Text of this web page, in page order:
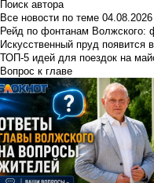
Поиск автора
Все новости по теме 04.08.2026
Рейд по фонтанам Волжского:
Искусственный пруд появится
ТОП-5 идей для поездок на
Вопрос к главе